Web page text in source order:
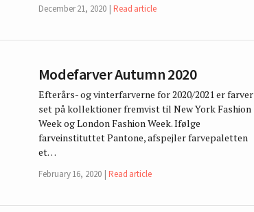
December 21, 2020 Read article
Modefarver Autumn 2020
Efterårs- og vinterfarverne for 2020/2021 er farver
set på kollektioner fremvist til New York Fashion
Week og London Fashion Week. Ifølge
farveinstituttet Pantone, afspejler farvepaletten
et…
February 16, 2020 Read article